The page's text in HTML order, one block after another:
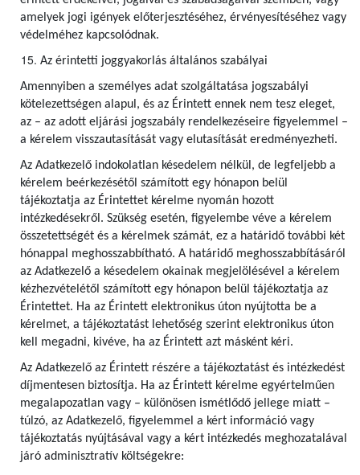
amelyek jogi igények előterjesztéséhez, érvényesítéséhez vagy
védelméhez kapcsolódnak.
Az érintetti joggyakorlás általános szabályai
Amennyiben a személyes adat szolgáltatása jogszabályi
kötelezettségen alapul, és az Érintett ennek nem tesz eleget,
az – az adott eljárási jogszabály rendelkezéseire figyelemmel –
a kérelem visszautasítását vagy elutasítását eredményezheti.
Az Adatkezelő indokolatlan késedelem nélkül, de legfeljebb a
kérelem beérkezésétől számított egy hónapon belül
tájékoztatja az Érintettet kérelme nyomán hozott
intézkedésekről. Szükség esetén, figyelembe véve a kérelem
összetettségét és a kérelmek számát, ez a határidő további két
hónappal meghosszabbítható. A határidő meghosszabbításáról
az Adatkezelő a késedelem okainak megjelölésével a kérelem
kézhezvételétől számított egy hónapon belül tájékoztatja az
Érintettet. Ha az Érintett elektronikus úton nyújtotta be a
kérelmet, a tájékoztatást lehetőség szerint elektronikus úton
kell megadni, kivéve, ha az Érintett azt másként kéri.
Az Adatkezelő az Érintett részére a tájékoztatást és intézkedést
díjmentesen biztosítja. Ha az Érintett kérelme egyértelműen
megalapozatlan vagy – különösen ismétlődő jellege miatt –
túlzó, az Adatkezelő, figyelemmel a kért információ vagy
tájékoztatás nyújtásával vagy a kért intézkedés meghozatalával
járó adminisztratív költségekre: